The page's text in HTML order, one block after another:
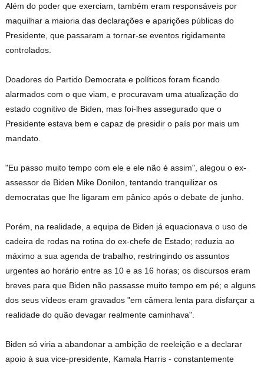
Além do poder que exerciam, também eram responsáveis por
maquilhar a maioria das declarações e aparições públicas do
Presidente, que passaram a tornar-se eventos rigidamente
controlados.
Doadores do Partido Democrata e políticos foram ficando
alarmados com o que viam, e procuravam uma atualização do
estado cognitivo de Biden, mas foi-lhes assegurado que o
Presidente estava bem e capaz de presidir o país por mais um
mandato.
"Eu passo muito tempo com ele e ele não é assim", alegou o ex-
assessor de Biden Mike Donilon, tentando tranquilizar os
democratas que lhe ligaram em pânico após o debate de junho.
Porém, na realidade, a equipa de Biden já equacionava o uso de
cadeira de rodas na rotina do ex-chefe de Estado; reduzia ao
máximo a sua agenda de trabalho, restringindo os assuntos
urgentes ao horário entre as 10 e as 16 horas; os discursos eram
breves para que Biden não passasse muito tempo em pé; e alguns
dos seus vídeos eram gravados "em câmera lenta para disfarçar a
realidade do quão devagar realmente caminhava".
Biden só viria a abandonar a ambição de reeleição e a declarar
apoio à sua vice-presidente, Kamala Harris - constantemente